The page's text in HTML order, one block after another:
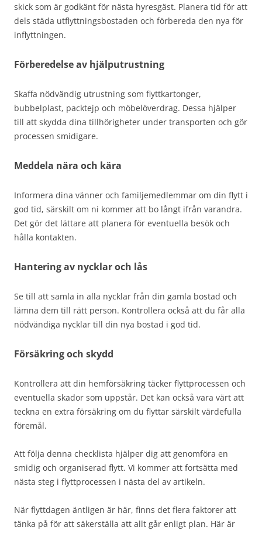
skick som är godkänt för nästa hyresgäst. Planera tid för att
dels städa utflyttningsbostaden och förbereda den nya för
inflyttningen.
Förberedelse av hjälputrustning
Skaffa nödvändig utrustning som flyttkartonger,
bubbelplast, packtejp och möbelöverdrag. Dessa hjälper
till att skydda dina tillhörigheter under transporten och gör
processen smidigare.
Meddela nära och kära
Informera dina vänner och familjemedlemmar om din flytt i
god tid, särskilt om ni kommer att bo långt ifrån varandra.
Det gör det lättare att planera för eventuella besök och
hålla kontakten.
Hantering av nycklar och lås
Se till att samla in alla nycklar från din gamla bostad och
lämna dem till rätt person. Kontrollera också att du får alla
nödvändiga nycklar till din nya bostad i god tid.
Försäkring och skydd
Kontrollera att din hemförsäkring täcker flyttprocessen och
eventuella skador som uppstår. Det kan också vara värt att
teckna en extra försäkring om du flyttar särskilt värdefulla
föremål.
Att följa denna checklista hjälper dig att genomföra en
smidig och organiserad flytt. Vi kommer att fortsätta med
nästa steg i flyttprocessen i nästa del av artikeln.
När flyttdagen äntligen är här, finns det flera faktorer att
tänka på för att säkerställa att allt går enligt plan. Här är